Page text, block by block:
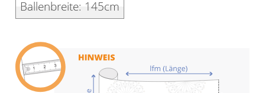
Gardinenstange
Stoffe
Panneaux
Ballenbreite: 145cm